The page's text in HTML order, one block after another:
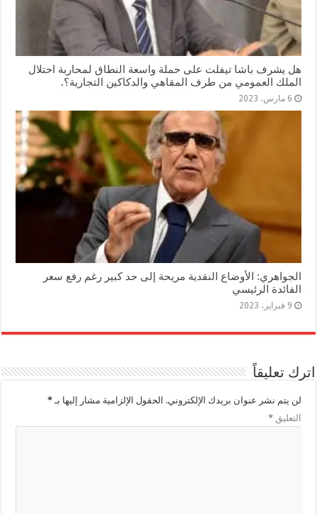
هل يشرف باشا تيفلت على حملة واسعة النطاق لمحاربة احتلال
الملك العمومي من طرف المقاهي والدكاكين التجارية؟.
6 مارس، 2023
الجواهري: الأوضاع النقدية مريحة إلى حد كبير رغم رفع سعر
الفائدة الرئيسي
9 فبراير، 2023
اترك تعليقاً
لن يتم نشر عنوان بريدك الإلكتروني. الحقول الإلزامية مشار إليها بـ*
التعليق*